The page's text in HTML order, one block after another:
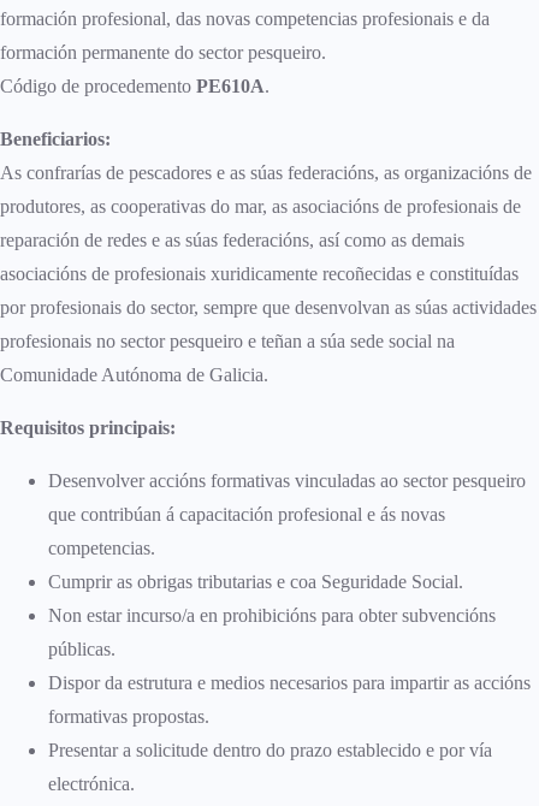
formación profesional, das novas competencias profesionais e da
formación permanente do sector pesqueiro.
Código de procedemento PE610A.
Beneficiarios:
As confrarías de pescadores e as súas federacións, as organizacións de
produtores, as cooperativas do mar, as asociacións de profesionais de
reparación de redes e as súas federacións, así como as demais
asociacións de profesionais xuridicamente recoñecidas e constituídas
por profesionais do sector, sempre que desenvolvan as súas actividades
profesionais no sector pesqueiro e teñan a súa sede social na
Comunidade Autónoma de Galicia.
Requisitos principais:
Desenvolver accións formativas vinculadas ao sector pesqueiro
que contribúan á capacitación profesional e ás novas
competencias.
Cumprir as obrigas tributarias e coa Seguridade Social.
Non estar incurso/a en prohibicións para obter subvencións
públicas.
Dispor da estrutura e medios necesarios para impartir as accións
formativas propostas.
Presentar a solicitude dentro do prazo establecido e por vía
electrónica.